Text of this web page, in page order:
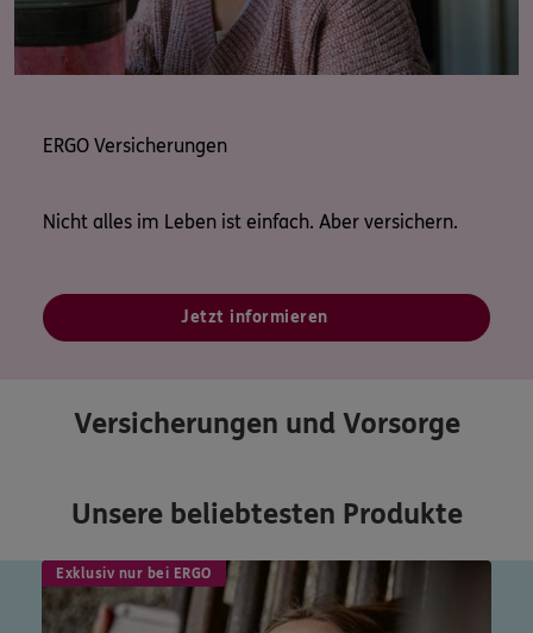
ERGO Versicherungen
Nicht alles im Leben ist einfach. Aber versichern.
Jetzt informieren
Versicherungen und Vorsorge
Unsere beliebtesten Produkte
Exklusiv nur bei ERGO